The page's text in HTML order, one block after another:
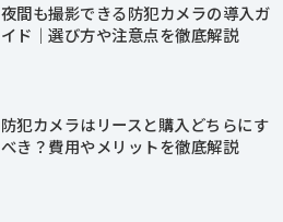
夜間も撮影できる防犯カメラの導入ガ
イド｜選び方や注意点を徹底解説
防犯カメラはリースと購入どちらにす
べき？費用やメリットを徹底解説